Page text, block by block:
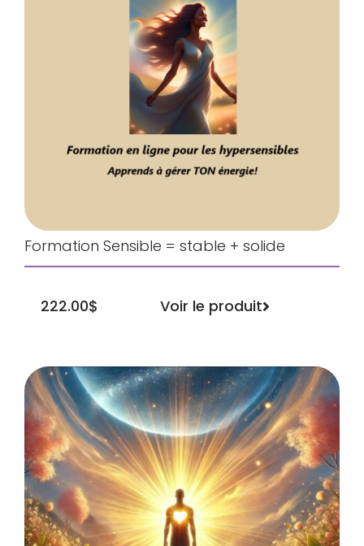
Formation Sensible = stable + solide
222.00$ Voir le produit